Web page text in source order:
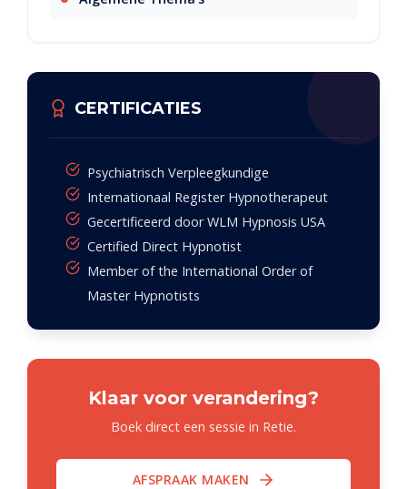
CERTIFICATIES
Psychiatrisch Verpleegkundige
Internationaal Register Hypnotherapeut
Gecertificeerd door WLM Hypnosis USA
Certified Direct Hypnotist
Member of the International Order of
Master Hypnotists
Klaar voor verandering?
Boek direct een sessie in Retie.
AFSPRAAK MAKEN